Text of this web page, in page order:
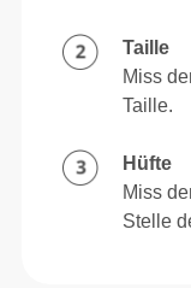
Taille
Miss
Taille.
Hüfte
Miss
Stelle